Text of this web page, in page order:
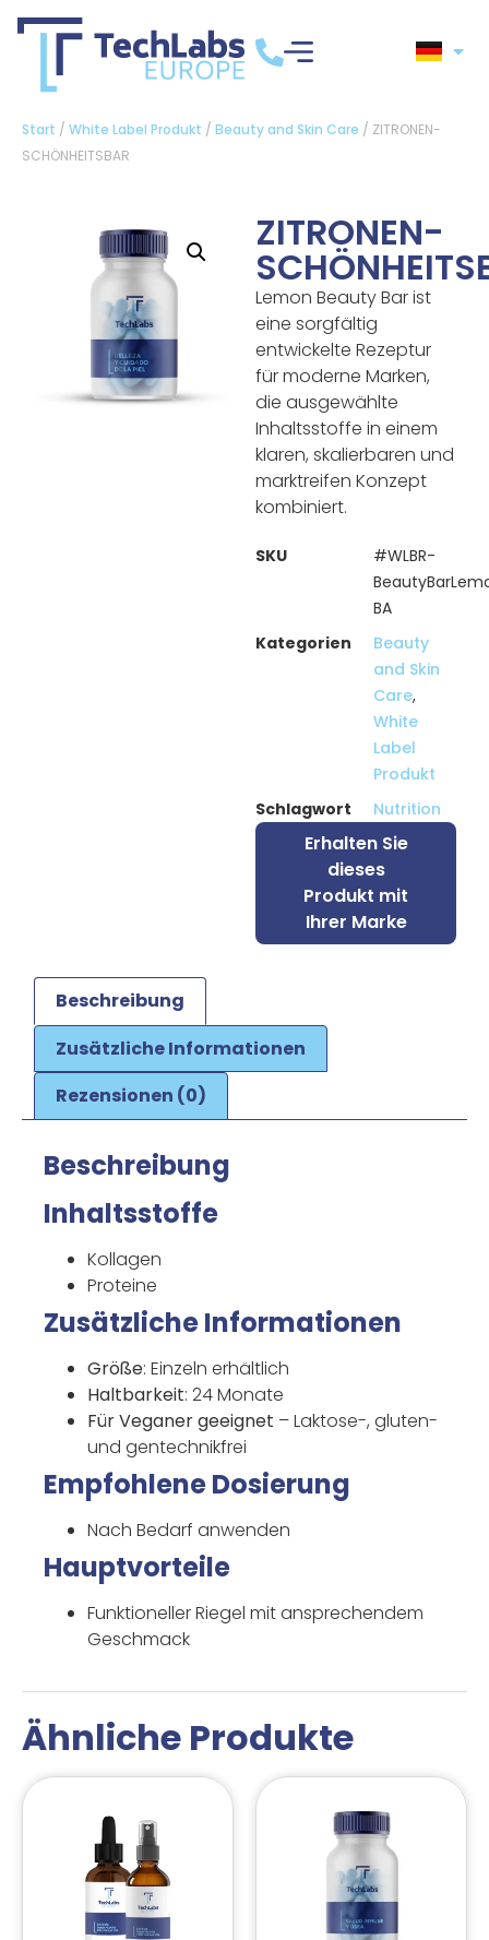
Start / White Label Produkt / Beauty and Skin Care / ZITRONEN-
SCHÖNHEITSBAR
ZITRONEN-
Lemon Beauty Bar ist
eine sorgfältig
entwickelte Rezeptur
für moderne Marken,
die ausgewählte
Inhaltsstoffe in einem
klaren, skalierbaren und
marktreifen Konzept
kombiniert.
SKU
#WLBR-
BA
Kategorien
Beauty
and Skin
Care,
White
Label
Produkt
Schlagwort
Nutrition
Erhalten Sie
dieses
Produkt mit
Ihrer Marke
Beschreibung
Zusätzliche Informationen
Rezensionen (0)
Beschreibung
Inhaltsstoffe
Kollagen
Proteine
Zusätzliche Informationen
Größe: Einzeln erhältlich
Haltbarkeit: 24 Monate
Für Veganer geeignet – Laktose-, gluten-
und gentechnikfrei
Empfohlene Dosierung
Nach Bedarf anwenden
Hauptvorteile
Funktioneller Riegel mit ansprechendem
Geschmack
Ähnliche Produkte